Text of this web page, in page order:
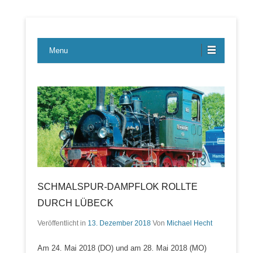
LBE-Express
Menu
SCHMALSPUR-DAMPFLOK ROLLTE
DURCH LÜBECK
Veröffentlicht in 13. Dezember 2018 Von Michael Hecht
Am 24. Mai 2018 (DO) und am 28. Mai 2018 (MO)